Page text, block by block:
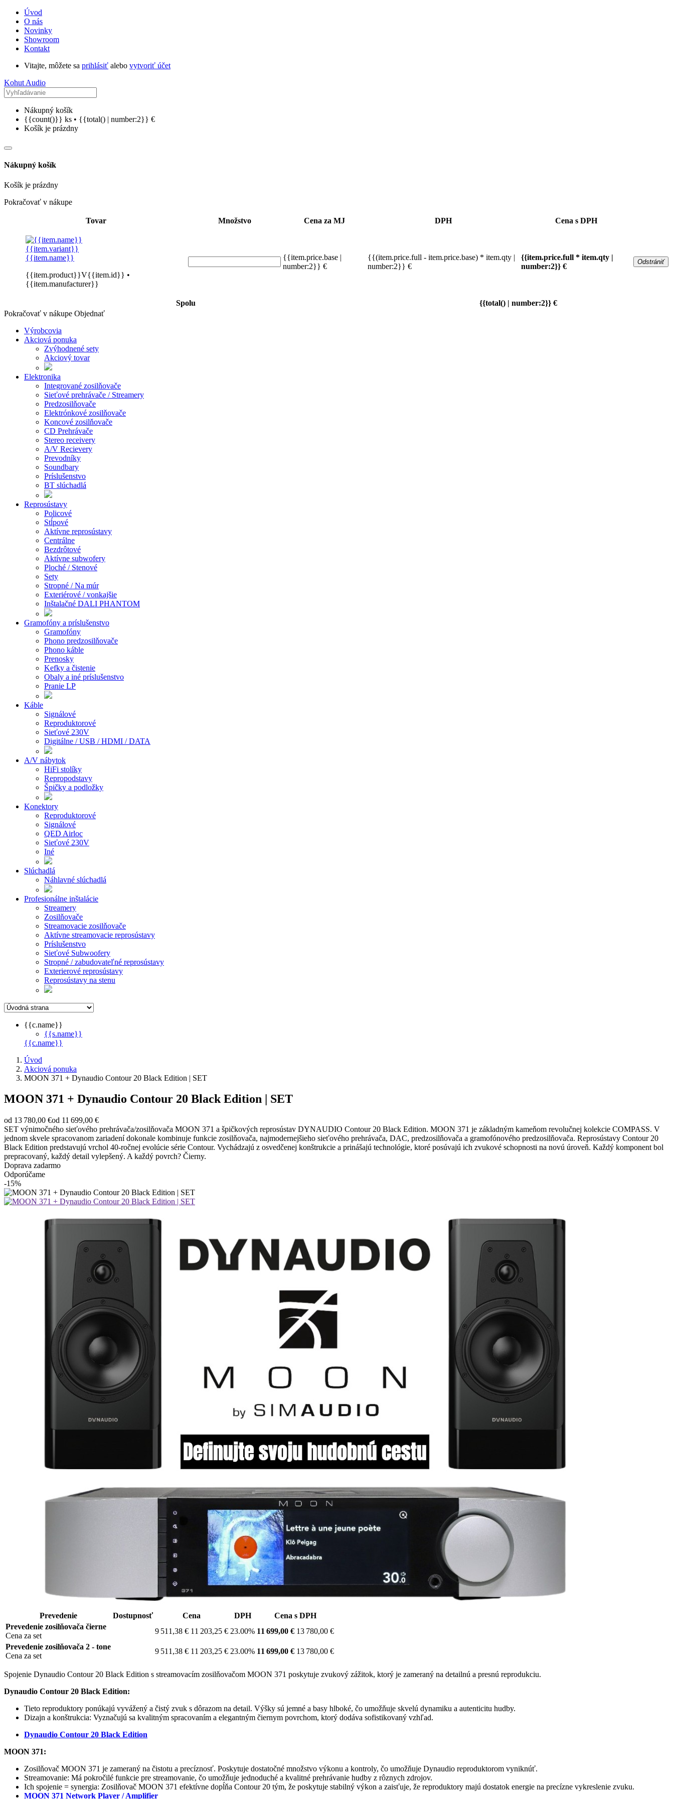
Úvod
O nás
Novinky
Showroom
Kontakt
Vitajte, môžete sa prihlásiť alebo vytvoriť účet
Kohut Audio
Nákupný košík
{{count()}} ks • {{total() | number:2}} €
Košík je prázdny
Nákupný košík
Košík je prázdny
Pokračovať v nákupe
Tovar Množstvo Cena za MJ DPH Cena s DPH
{{item.variant}}
{{item.name}}
{{item.product}}V{{item.id}} •
{{item.manufacturer}}
{{item.price.base |
number:2}} €
{{(item.price.full - item.price.base) * item.qty |
number:2}} €
{{item.price.full * item.qty |
number:2}} €
Odstrániť
Spolu
{{total() | number:2}} €
Pokračovať v nákupe Objednať
Výrobcovia
Akciová ponuka
Zvýhodnené sety
Akciový tovar
Elektronika
Integrované zosilňovače
Sieťové prehrávače / Streamery
Predzosilňovače
Elektrónkové zosilňovače
Koncové zosilňovače
CD Prehrávače
Stereo receivery
A/V Recievery
Prevodníky
Soundbary
Príslušenstvo
BT slúchadlá
Reprosústavy
Policové
Stĺpové
Aktívne reprosústavy
Centrálne
Bezdrôtové
Aktívne subwofery
Ploché / Stenové
Sety
Stropné / Na múr
Exteriérové / vonkajšie
Inštalačné DALI PHANTOM
Gramofóny a príslušenstvo
Gramofóny
Phono predzosilňovače
Phono káble
Prenosky
Kefky a čistenie
Obaly a iné príslušenstvo
Pranie LP
Káble
Signálové
Reproduktorové
Sieťové 230V
Digitálne / USB / HDMI / DATA
A/V nábytok
HiFi stolíky
Repropodstavy
Špičky a podložky
Konektory
Reproduktorové
Signálové
QED Airloc
Sieťové 230V
Iné
Slúchadlá
Náhlavné slúchadlá
Profesionálne inštalácie
Streamery
Zosilňovače
Streamovacie zosilňovače
Aktívne streamovacie reprosústavy
Príslušenstvo
Sieťové Subwoofery
Stropné / zabudovateľné reprosústavy
Exterierové reprosústavy
Reprosústavy na stenu
{{c.name}}
{{s.name}}
{{c.name}}
Úvod
Akciová ponuka
MOON 371 + Dynaudio Contour 20 Black Edition | SET
MOON 371 + Dynaudio Contour 20 Black Edition | SET
od 13 780,00 €od 11 699,00 €
SET výnimočného sieťového prehrávača/zosilňovača MOON 371 a špičkových reprosústav DYNAUDIO Contour 20 Black Edition. MOON 371 je základným kameňom revolučnej kolekcie COMPASS. V
jednom skvele spracovanom zariadení dokonale kombinuje funkcie zosilňovača, najmodernejšieho sieťového prehrávača, DAC, predzosilňovača a gramofónového predzosilňovača. Reprosústavy Contour 20
Black Edition predstavujú vrchol 40-ročnej evolúcie série Contour. Vychádzajú z osvedčenej konštrukcie a prinášajú technológie, ktoré posúvajú ich zvukové schopnosti na novú úroveň. Každý komponent bol
prepracovaný, každý detail vylepšený. A každý povrch? Čierny.
Doprava zadarmo
Odporúčame
-15%
Prevedenie Dostupnosť Cena DPH
Cena s DPH
Prevedenie zosilňovača čierne
Cena za set
9 511,38 € 11 203,25 € 23.00% 11 699,00 € 13 780,00 €
Prevedenie zosilňovača 2 - tone
Cena za set
9 511,38 € 11 203,25 € 23.00% 11 699,00 € 13 780,00 €
Spojenie Dynaudio Contour 20 Black Edition s streamovacím zosilňovačom MOON 371 poskytuje zvukový zážitok, ktorý je zameraný na detailnú a presnú reprodukciu.
Dynaudio Contour 20 Black Edition:
Tieto reproduktory ponúkajú vyvážený a čistý zvuk s dôrazom na detail. Výšky sú jemné a basy hlboké, čo umožňuje skvelú dynamiku a autenticitu hudby.
Dizajn a konštrukcia: Vyznačujú sa kvalitným spracovaním a elegantným čiernym povrchom, ktorý dodáva sofistikovaný vzhľad.
Dynaudio Contour 20 Black Edition
MOON 371:
Zosilňovač MOON 371 je zameraný na čistotu a precíznosť. Poskytuje dostatočné množstvo výkonu a kontroly, čo umožňuje Dynaudio reproduktorom vyniknúť.
Streamovanie: Má pokročilé funkcie pre streamovanie, čo umožňuje jednoduché a kvalitné prehrávanie hudby z rôznych zdrojov.
Ich spojenie = synergia: Zosilňovač MOON 371 efektívne dopĺňa Contour 20 tým, že poskytuje stabilný výkon a zaisťuje, že reproduktory majú dostatok energie na precízne vykreslenie zvuku.
MOON 371 Network Player / Amplifier